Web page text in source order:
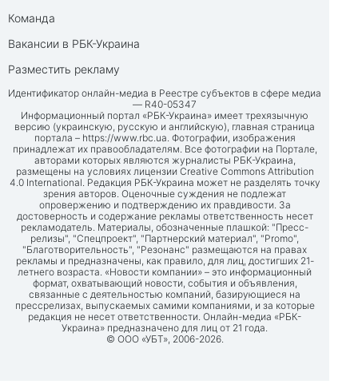
Команда
Вакансии в РБК-Украина
Разместить рекламу
Идентификатор онлайн-медиа в Реестре субъектов в сфере медиа
— R40-05347
Информационный портал «РБК-Украина» имеет трехязычную
версию (украинскую, русскую и английскую), главная страница
портала – https://www.rbc.ua. Фотографии, изображения
принадлежат их правообладателям. Все фотографии на Портале,
авторами которых являются журналисты РБК-Украина,
размещены на условиях лицензии Creative Commons Attribution
4.0 International. Редакция РБК-Украина может не разделять точку
зрения авторов. Оценочные суждения не подлежат
опровержению и подтверждению их правдивости. За
достоверность и содержание рекламы ответственность несет
рекламодатель. Материалы, обозначенные плашкой: "Пресс-
релизы", "Спецпроект", "Партнерский материал", "Promo",
"Благотворительность", "Резонанс" размещаются на правах
рекламы и предназначены, как правило, для лиц, достигших 21-
летнего возраста. «Новости компании» – это информационный
формат, охватывающий новости, события и объявления,
связанные с деятельностью компаний, базирующиеся на
прессрелизах, выпускаемых самими компаниями, и за которые
редакция не несет ответственности. Онлайн-медиа «РБК-
Украина» предназначено для лиц от 21 года.
© ООО «УБТ», 2006-2026.